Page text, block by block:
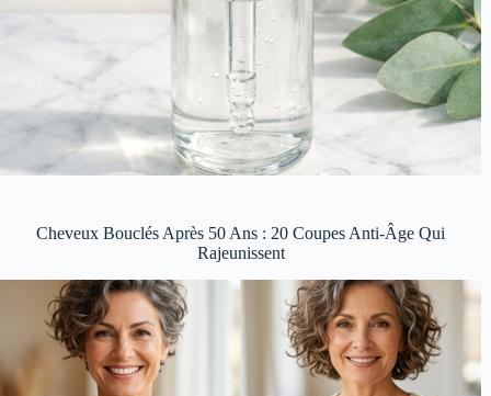
Cheveux Bouclés Après 50 Ans : 20 Coupes Anti-Âge Qui
Rajeunissent